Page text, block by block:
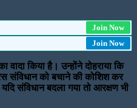
Join Now
Join Now
किया है। उन्होंने दोहराया कि
संविधान को बचाने की कोशिश कर
संविधान बदला गया तो आरक्षण भी